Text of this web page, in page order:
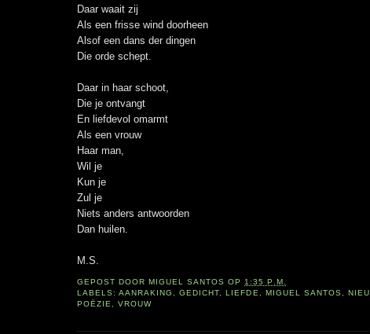
Daar waait zij
Als een frisse wind doorheen
Alsof een dans der dingen
Die orde schept.
Daar in haar schoot,
Die je ontvangt
En liefdevol omarmt
Als een vrouw
Haar man,
Wil je
Kun je
Zul je
Niets anders antwoorden
Dan huilen.
M.S.
GEPOST DOORMIGUEL SANTOS OP 1:35 P.M.
LABELS:AANRAKING ,GEDICHT ,LIEFDE MIGUEL SANTOS
POËZIE
,VROUW